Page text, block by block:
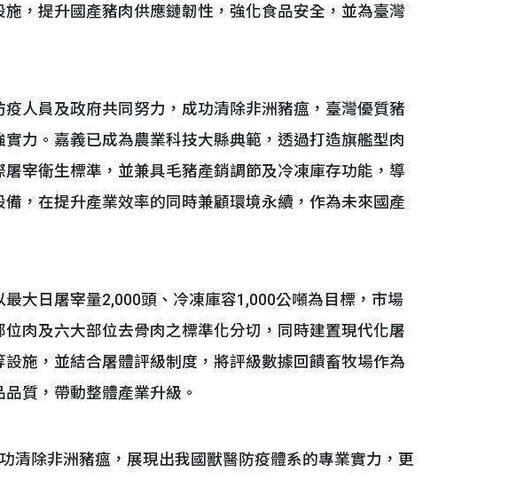
，提升國產豬肉供應鏈韌性，強化食品安全，並為臺灣
員及政府共同努力，成功清除非洲豬瘟，臺灣優質豬
力。嘉義已成為農業科技大縣典範，透過打造旗艦型肉
宰衛生標準，並兼具毛豬產銷調節及冷凍庫存功能，導
，在提升產業效率的同時兼顧環境永續，作為未來國產
日屠宰量2,000頭、冷凍庫容1,000公噸為目標，市場
肉及六大部位去骨肉之標準化分切，同時建置現代化屠
施，並結合屠體評級制度，將評級數據回饋畜牧場作為
質，帶動整體產業升級。
除非洲豬瘟，展現出我國獸醫防疫體系的專業實力，更